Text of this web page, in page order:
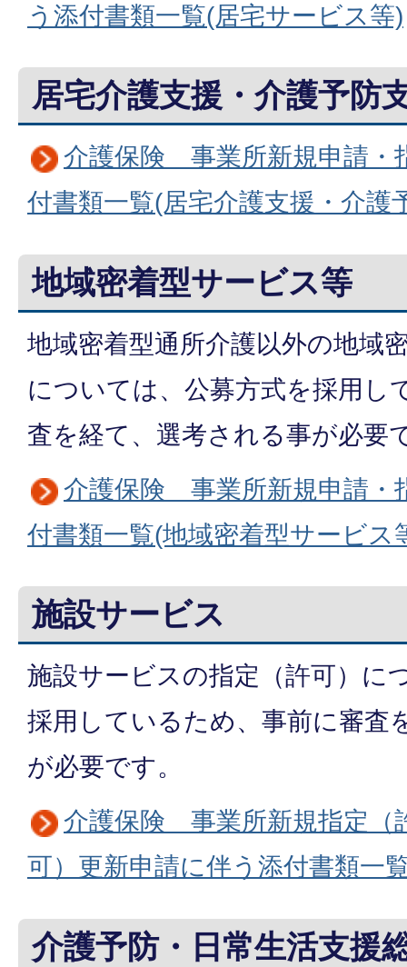
う添付書類一覧(居宅サービス等)
居宅介護支援・介護予防
介護保険 事業所新規申請・
付書類一覧(居宅介護支援・介護
地域密着型サービス等
地域密着型通所介護以外の地域
については、公募方式を採用し
査を経て、選考される事が必要
介護保険 事業所新規申請・
付書類一覧(地域密着型サービス
施設サービス
施設サービスの指定（許可）に
採用しているため、事前に審査
が必要です。
介護保険 事業所新規指定（
可）更新申請に伴う添付書類一
介護予防・日常生活支援